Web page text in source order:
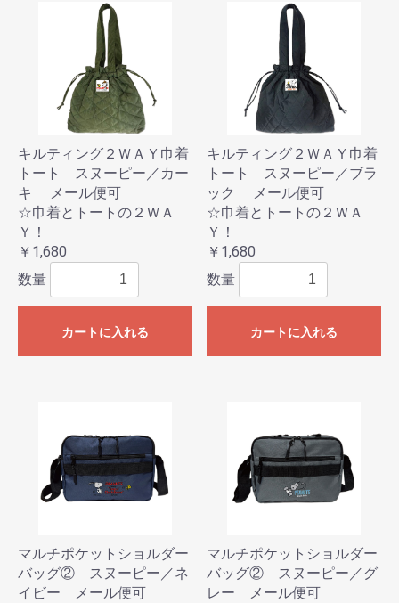
キルティング２ＷＡＹ巾着
トート スヌーピー／カー
キ メール便可
☆巾着とトートの２ＷＡ
Ｙ！
￥1,680
数量
カートに入れる
キルティング２ＷＡＹ巾着
トート スヌーピー／ブラ
ック メール便可
☆巾着とトートの２ＷＡ
Ｙ！
￥1,680
数量
カートに入れる
マルチポケットショルダー
バッグ② スヌーピー／ネ
イビー メール便可
マルチポケットショルダー
バッグ② スヌーピー／グ
レー メール便可